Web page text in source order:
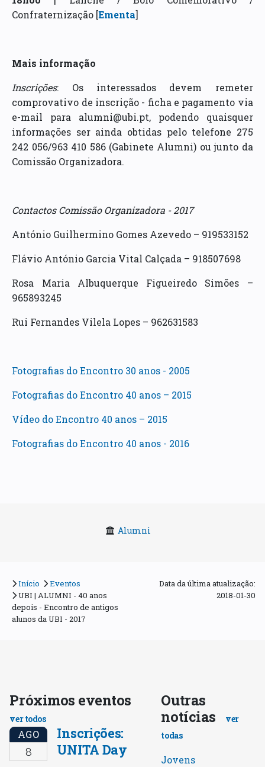
Confraternização [Ementa]
Mais informação
Inscrições: Os interessados devem remeter
comprovativo de inscrição - ficha e pagamento via
e-mail para alumni@ubi.pt, podendo quaisquer
informações ser ainda obtidas pelo telefone 275
242 056/963 410 586 (Gabinete Alumni) ou junto da
Comissão Organizadora.
Contactos Comissão Organizadora - 2017
António Guilhermino Gomes Azevedo – 919533152
Flávio António Garcia Vital Calçada – 918507698
Rosa Maria Albuquerque Figueiredo Simões –
965893245
Rui Fernandes Vilela Lopes – 962631583
Fotografias do Encontro 30 anos - 2005
Fotografias do Encontro 40 anos – 2015
Vídeo do Encontro 40 anos – 2015
Fotografias do Encontro 40 anos - 2016
Alumni
Início
Eventos
UBI | ALUMNI - 40 anos
depois - Encontro de antigos
alunos da UBI - 2017
Data da última atualização:
2018-01-30
Próximos eventos
ver todos
AGO
8
Inscrições:
UNITA Day
Outras
notícias
ver
todas
Jovens